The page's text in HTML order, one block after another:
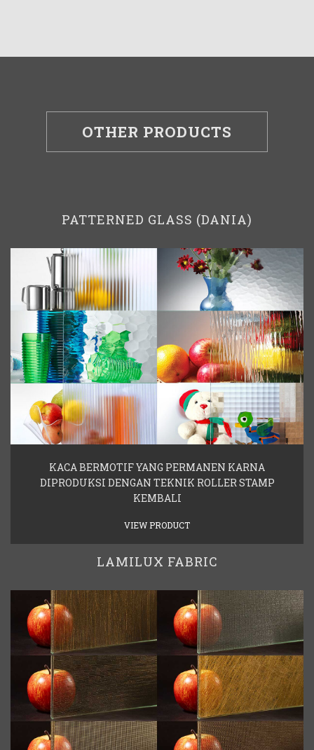
OTHER PRODUCTS
PATTERNED GLASS (DANIA)
KACA BERMOTIF YANG PERMANEN KARNA
DIPRODUKSI DENGAN TEKNIK ROLLER STAMP
KEMBALI
VIEW PRODUCT
LAMILUX FABRIC